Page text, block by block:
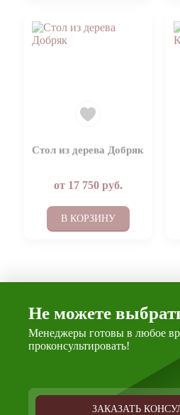
Стол из дерева Добряк
от 17 750руб.
В КОРЗИНУ
Не можете
Менеджеры готовы в любое
проконсультировать!
ЗАКАЗАТЬ